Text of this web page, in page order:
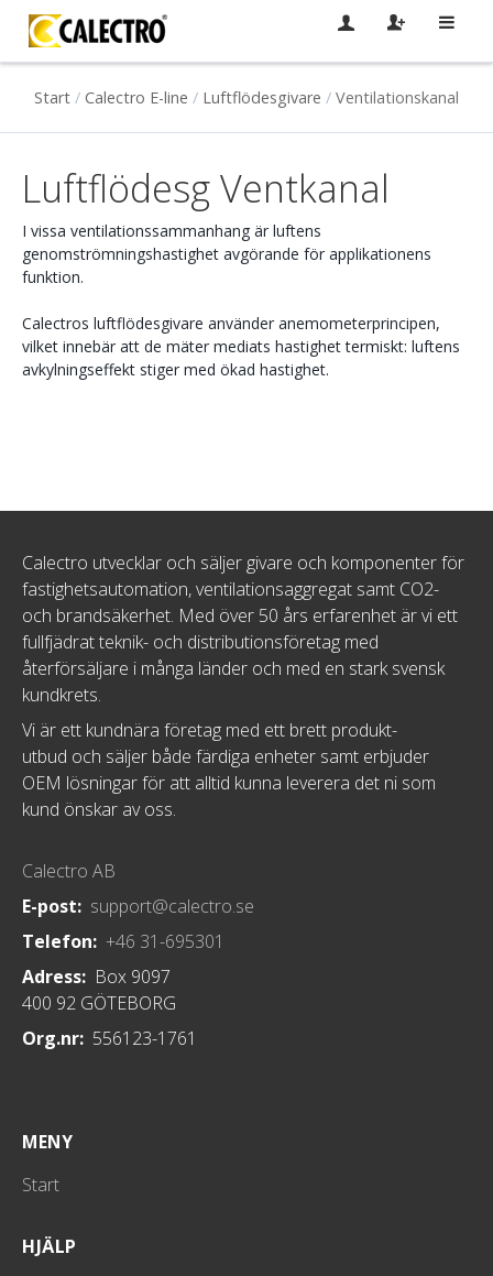
Start / Calectro E-line / Luftflödesgivare / Ventilationskanal
Luftflödesg Ventkanal
I vissa ventilationssammanhang är luftens
genomströmningshastighet avgörande för applikationens
funktion.
Calectros luftflödesgivare använder anemometerprincipen,
vilket innebär att de mäter mediats hastighet termiskt: luftens
avkylningseffekt stiger med ökad hastighet.
Calectro utvecklar och säljer givare och komponenter för
fastighetsautomation, ventilationsaggregat samt CO2-
och brandsäkerhet. Med över 50 års erfarenhet är vi ett
fullfjädrat teknik- och distributionsföretag med
återförsäljare i många länder och med en stark svensk
kundkrets.
Vi är ett kundnära företag med ett brett produkt-
utbud och säljer både färdiga enheter samt erbjuder
OEM lösningar för att alltid kunna leverera det ni som
kund önskar av oss.
Calectro AB
E-post: support@calectro.se
Telefon: +46 31-695301
Adress: Box 9097
400 92 GÖTEBORG
Org.nr: 556123-1761
MENY
Start
HJÄLP